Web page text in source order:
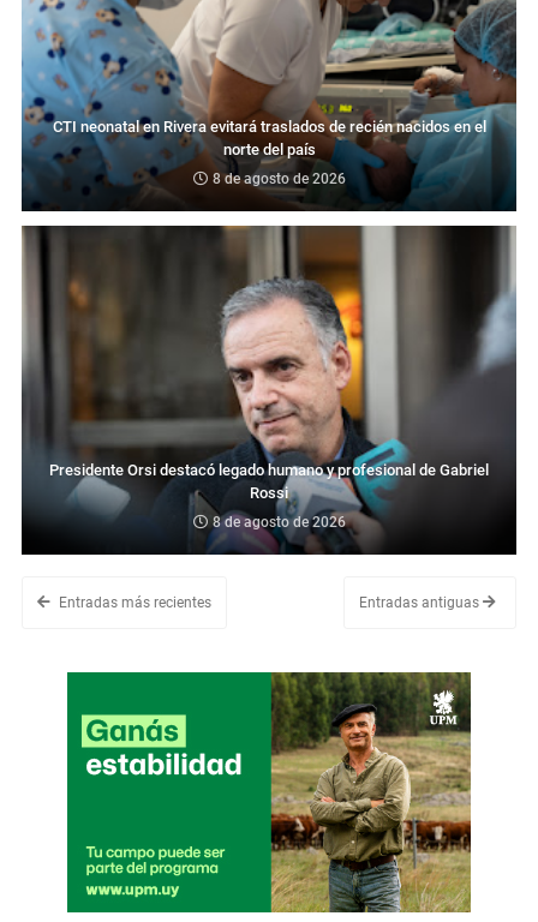
CTI neonatal en Rivera evitará traslados de recién nacidos en el
norte del país
8 de agosto de 2026
Presidente Orsi destacó legado humano y profesional de Gabriel
Rossi
8 de agosto de 2026
Entradas más recientes Entradas antiguas